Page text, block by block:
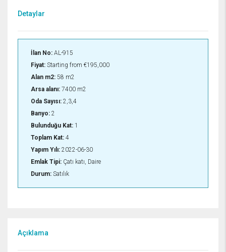
Detaylar
İlan No: AL-915
Fiyat: Starting from €195,000
Alan m2: 58 m2
Arsa alanı: 7400 m2
Oda Sayısı: 2,3,4
Banyo: 2
Bulunduğu Kat: 1
Toplam Kat: 4
Yapım Yılı: 2022-06-30
Emlak Tipi: Çatı katı, Daire
Durum: Satılık
Açıklama